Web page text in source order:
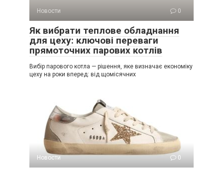
Новости 0
Як вибрати теплове обладнання
для цеху: ключові переваги
прямоточних парових котлів
Вибір парового котла — рішення, яке визначає економіку
цеху на роки вперед: від щомісячних
Новости 0